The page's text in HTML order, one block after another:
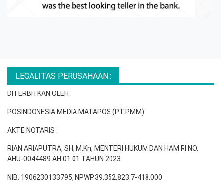
LEGALITAS PERUSAHAAN :
DITERBITKAN OLEH :
POSINDONESIA MEDIA MATAPOS (PT.PMM)
AKTE NOTARIS :
RIAN ARIAPUTRA, SH, M.Kn, MENTERI HUKUM DAN HAM RI NO.
AHU-0044489.AH.01.01 TAHUN 2023.
NIB. 1906230133795, NPWP.39.352.823.7-418.000